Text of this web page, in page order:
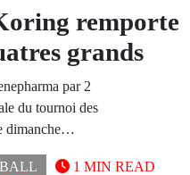
remporte
grands
par 2
du tournoi des
dimanche…
1 MIN READ